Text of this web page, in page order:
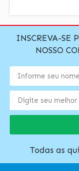
INSCREVA-SE
NOSSO
Todas as